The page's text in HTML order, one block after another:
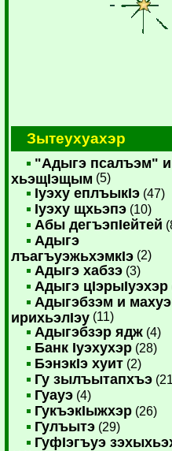
Зытеухуахэр
"Адыгэ псалъэм" и
хьэщIэщым (5)
Iуэху еплъыкIэ (47)
Iуэху щхьэпэ (10)
Абы дегъэпIейтей
Адыгэ
лъагъуэжьхэмкIэ (2)
Адыгэ хабзэ (3)
Адыгэ цIэрыIуэхэр
Адыгэбзэм и
ирихьэлIэу (11)
Адыгэбзэр ядж (4)
Банк Iуэхухэр (28)
БэнэкIэ хуит (2)
Гу зылъытапхъэ
Гуауэ (4)
ГукъэкIыжхэр (26)
Гулъытэ (29)
ГуфIэгъуэ